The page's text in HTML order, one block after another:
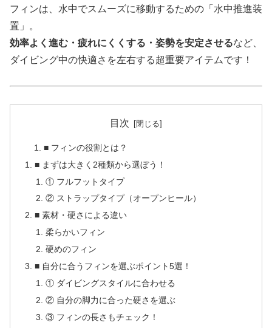
フィンは、水中でスムーズに移動するための「水中推進装
置」。
効率よく進む・疲れにくくする・姿勢を安定させるなど、
ダイビング中の快適さを左右する超重要アイテムです！
目次
■ フィンの役割とは？
■ まずは大きく2種類から選ぼう！
① フルフットタイプ
② ストラップタイプ（オープンヒール）
■ 素材・硬さによる違い
柔らかいフィン
硬めのフィン
■ 自分に合うフィンを選ぶポイント5選！
① ダイビングスタイルに合わせる
② 自分の脚力に合った硬さを選ぶ
③ フィンの長さもチェック！